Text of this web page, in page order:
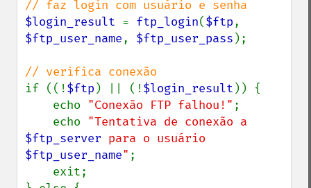
$login_result = ftp_login($ftp
$ftp_user_name, $ftp_user_pass );
if ((!$ftp ) || (!$login_result )) {
    echo
"Conexão FTP falhou!" ;
    echo
$ftp_server
$ftp_user_name" ;